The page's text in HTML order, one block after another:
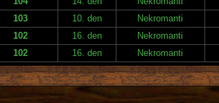
103 10. den Nekromanti
102 16. den Nekromanti
102 16. den Nekromanti